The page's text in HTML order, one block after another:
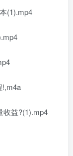
(1).mp4
!,m4a
收益?(1).mp4